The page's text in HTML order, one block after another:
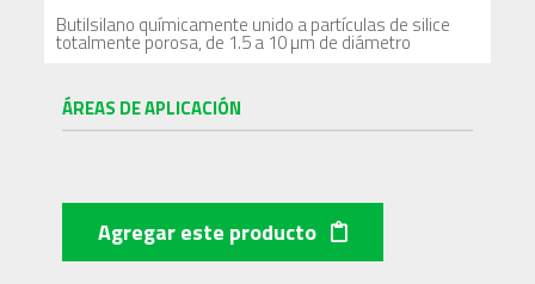
Butilsilano químicamente unido a partículas de silice
totalmente porosa, de 1.5 a 10 µm de diámetro
ÁREAS DE APLICACIÓN
Agregar este producto